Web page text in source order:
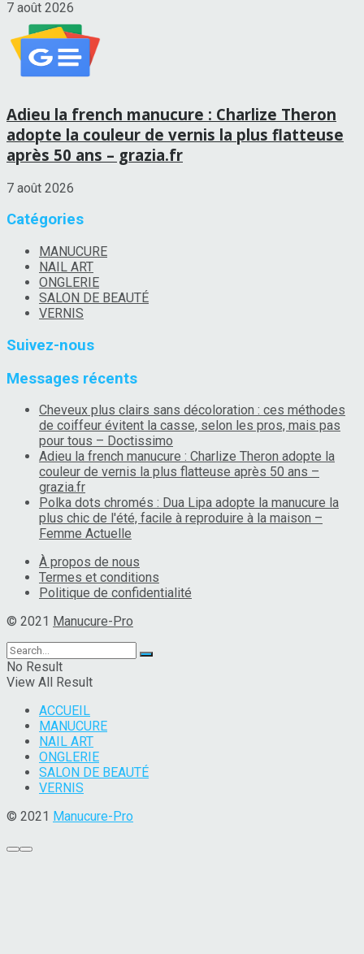
7 août 2026
Adieu la french manucure : Charlize Theron
adopte la couleur de vernis la plus flatteuse
après 50 ans – grazia.fr
7 août 2026
Catégories
MANUCURE
NAIL ART
ONGLERIE
SALON DE BEAUTÉ
VERNIS
Suivez-nous
Messages récents
Cheveux plus clairs sans décoloration : ces méthodes
de coiffeur évitent la casse, selon les pros, mais pas
pour tous – Doctissimo
Adieu la french manucure : Charlize Theron adopte la
couleur de vernis la plus flatteuse après 50 ans –
grazia.fr
Polka dots chromés : Dua Lipa adopte la manucure la
plus chic de l'été, facile à reproduire à la maison –
Femme Actuelle
À propos de nous
Termes et conditions
Politique de confidentialité
© 2021 Manucure-Pro
No Result
View All Result
ACCUEIL
MANUCURE
NAIL ART
ONGLERIE
SALON DE BEAUTÉ
VERNIS
© 2021 Manucure-Pro